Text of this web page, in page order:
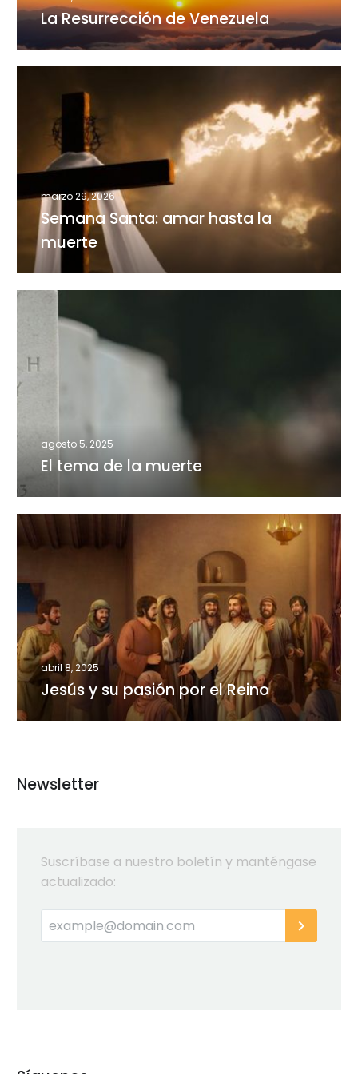
La Resurrección de Venezuela
muerte
marzo 29, 2026
Semana Santa: amar hasta la
muerte
El
muerte
agosto 5, 2025
El tema de la muerte
Jesús
pasión
por
Reino
abril 8, 2025
Jesús y su pasión por el Reino
Newsletter
Suscríbase a nuestro boletín y manténgase
actualizado: